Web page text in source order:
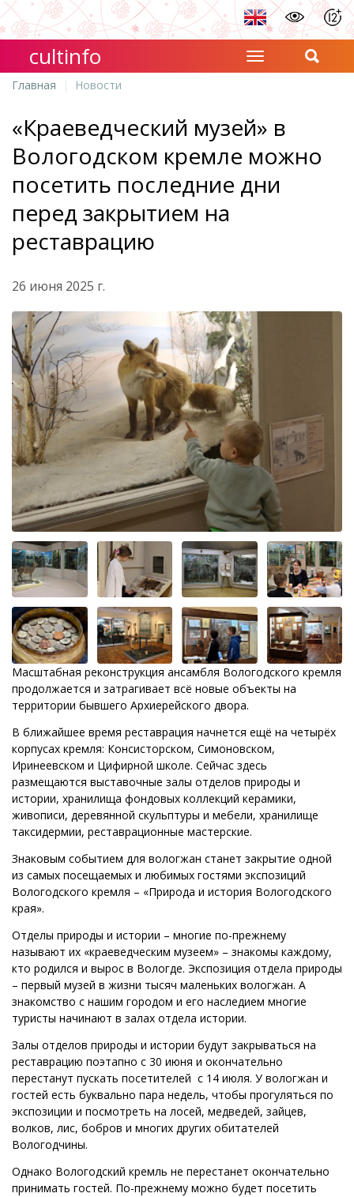
cultinfo
Главная Новости
«Краеведческий музей» в
Вологодском кремле можно
посетить последние дни
перед закрытием на
реставрацию
26 июня 2025 г.
Масштабная реконструкция ансамбля Вологодского кремля
продолжается и затрагивает всё новые объекты на
территории бывшего Архиерейского двора.
В ближайшее время реставрация начнется ещё на четырёх
корпусах кремля: Консисторском, Симоновском,
Иринеевском и Цифирной школе. Сейчас здесь
размещаются выставочные залы отделов природы и
истории, хранилища фондовых коллекций керамики,
живописи, деревянной скульптуры и мебели, хранилище
таксидермии, реставрационные мастерские.
Знаковым событием для вологжан станет закрытие одной
из самых посещаемых и любимых гостями экспозиций
Вологодского кремля – «Природа и история Вологодского
края».
Отделы природы и истории – многие по-прежнему
называют их «краеведческим музеем» – знакомы каждому,
кто родился и вырос в Вологде. Экспозиция отдела природы
– первый музей в жизни тысяч маленьких вологжан. А
знакомство с нашим городом и его наследием многие
туристы начинают в залах отдела истории.
Залы отделов природы и истории будут закрываться на
реставрацию поэтапно с 30 июня и окончательно
перестанут пускать посетителей с 14 июля. У вологжан и
гостей есть буквально пара недель, чтобы прогуляться по
экспозиции и посмотреть на лосей, медведей, зайцев,
волков, лис, бобров и многих других обитателей
Вологодчины.
Однако Вологодский кремль не перестанет окончательно
принимать гостей. По-прежнему можно будет посетить